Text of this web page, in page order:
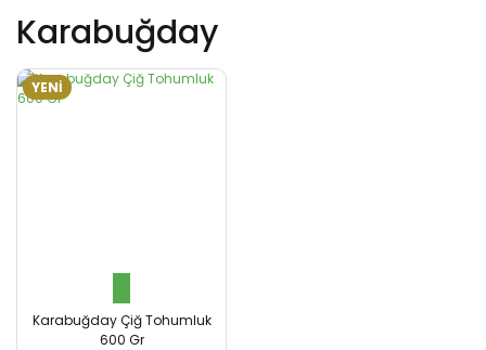
Karabuğday
YENİ
Karabuğday Çiğ Tohumluk
600 Gr